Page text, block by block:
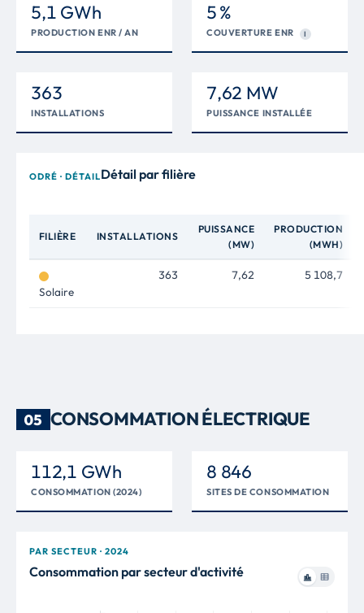
5,1 GWh
PRODUCTION ENR / AN
5 %
COUVERTURE ENR I
363
INSTALLATIONS
7,62 MW
PUISSANCE INSTALLÉE
ODRÉ · DÉTAILDétail par filière
FILIÈRE INSTALLATIONS
PUISSANCE
(MW)
PRODUCTION
(MWH)
Solaire
363 7,62 5 108,7
05 CONSOMMATION ÉLECTRIQUE
112,1 GWh
CONSOMMATION (2024)
8 846
SITES DE CONSOMMATION
PAR SECTEUR · 2024
Consommation par secteur d'activité